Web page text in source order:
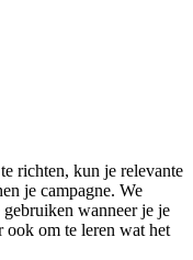
richten, kun je relevante
je campagne. We
gebruiken wanneer je je
ook om te leren wat het